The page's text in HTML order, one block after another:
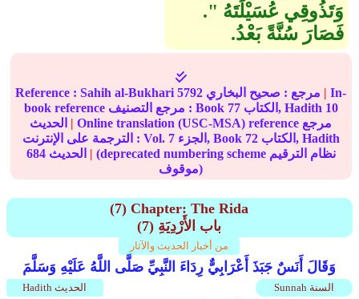
وَتَذُوقِي عُسَيْلَتَهُ ‏"‏‏.‏
فَصَارَ سُنَّةً بَعْدُ‏.‏
Reference :Sahih al-Bukhari 5792 مرجع : صحيح البخاري | In-
book reference مرجع التصنيف : Book 77 الكتاب, Hadith 10
| Online translation (USC-MSA) reference مرجع
الترجمة على الإنترنت : Vol. 7 الجزء, Book 72
الكتاب, Hadith
684
| (deprecated numbering scheme نظام الترقيم
موقوف)
(7) Chapter: The Rida
(7) باب الأَرْدِيَةِ
من أخبار الحديث والآثار
وَقَالَ أَنَسٌ جَبَذَ أَعْرَابِيٌّ رِدَاءَ النَّبِيِّ صَلَّى اللَّهُ عَلَيْهِ وَسَلَّمَ
Sunnah السنة Hadith الحديث